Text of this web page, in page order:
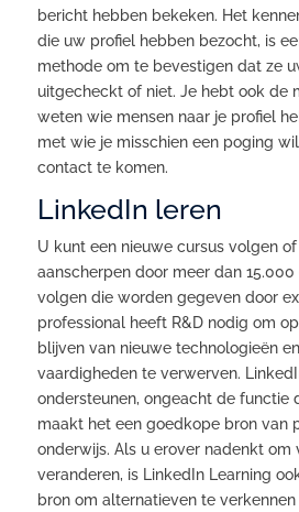
bericht hebben bekeken. Het
die uw profiel hebben bezocht, is
methode om te bevestigen dat ze
uitgecheckt of niet. Je hebt ook de
weten wie mensen naar je profiel
met wie je misschien een poging
contact te komen.
LinkedIn leren
U kunt een nieuwe cursus volgen
aanscherpen door meer dan 15.000
volgen die worden gegeven door
professional heeft R&D nodig om
blijven van nieuwe technologieën
vaardigheden te verwerven.
ondersteunen, ongeacht de functie
maakt het een goedkope bron van
onderwijs. Als u erover nadenkt om
veranderen, is LinkedIn Learning
bron om alternatieven te